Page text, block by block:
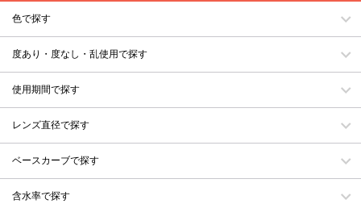
色で探す
度あり・度なし・乱使用で探す
使用期間で探す
レンズ直径で探す
ベースカーブで探す
含水率で探す